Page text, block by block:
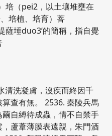
培（pei2，以土壤堆壅在
培植、培育）菩
薩埵duo3’的簡稱，指自覺
清洗凝膚，沒疾而終因千
查有無。 2536. 秦陵兵馬
自縛待成蟲，情不自禁手
蘆葦薄膜表遠親，朱門酒